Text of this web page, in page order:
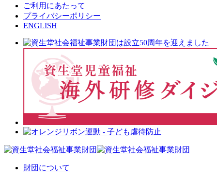
ご利用にあたって
プライバシーポリシー
ENGLISH
財団について